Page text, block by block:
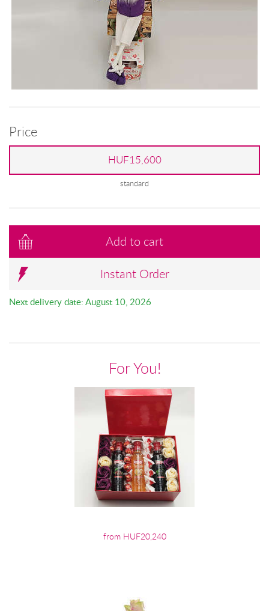
Price
HUF15,600
standard
Add to cart
Instant Order
Next delivery date: August 10, 2026
For You!
from HUF20,240